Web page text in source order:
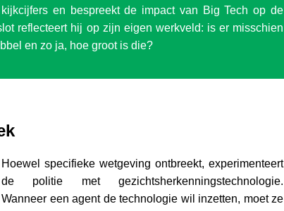
en bespreekt de impact van Big Tech op de
reflecteert hij op zijn eigen werkveld: is er misschien
en zo ja, hoe groot is die?
Hoewel specifieke wetgeving ontbreekt, experimenteert
de politie met gezichtsherkenningstechnologie.
Wanneer een agent de technologie wil inzetten, moet ze